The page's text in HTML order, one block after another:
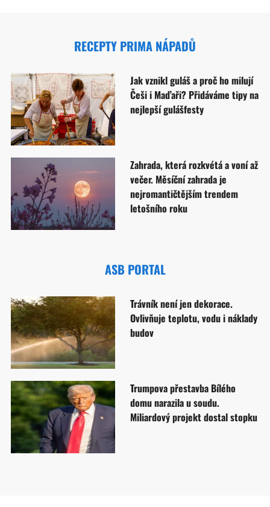
RECEPTY PRIMA NÁPADŮ
Jak vznikl guláš a proč ho milují
Češi i Maďaři? Přidáváme tipy na
nejlepší gulášfesty
Zahrada, která rozkvétá a voní až
večer. Měsíční zahrada je
nejromantičtějším trendem
letošního roku
ASB PORTAL
Trávník není jen dekorace.
Ovlivňuje teplotu, vodu i náklady
budov
Trumpova přestavba Bílého
domu narazila u soudu.
Miliardový projekt dostal stopku